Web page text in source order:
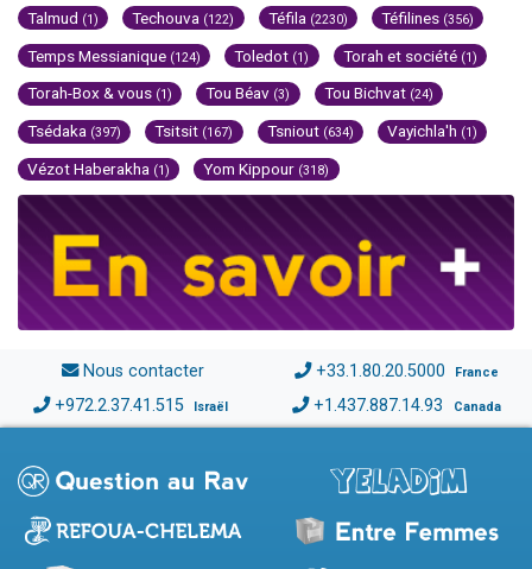
Talmud (1) Techouva (122) Téfila (2230) Téfilines (356)
Temps Messianique (124) Toledot (1) Torah et société (1)
Torah-Box & vous (1) Tou Béav (3) Tou Bichvat (24)
Tsédaka (397) Tsitsit (167) Tsniout (634) Vayichla'h (1)
Vézot Haberakha (1) Yom Kippour (318)
Nous contacter +33.1.80.20.5000 France
+972.2.37.41.515 Israël +1.437.887.14.93 Canada